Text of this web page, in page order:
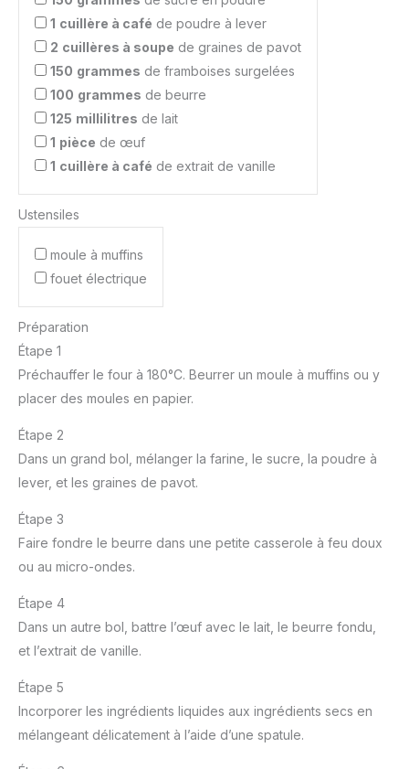
1 cuillère à café de poudre à lever
2 cuillères à soupe de graines de pavot
150 grammes de framboises surgelées
100 grammes de beurre
125 millilitres de lait
1 pièce de œuf
1 cuillère à café de extrait de vanille
Ustensiles
moule à muffins
fouet électrique
Préparation
Étape 1
Préchauffer le four à 180°C. Beurrer un moule à muffins ou y
placer des moules en papier.
Étape 2
Dans un grand bol, mélanger la farine, le sucre, la poudre à
lever, et les graines de pavot.
Étape 3
Faire fondre le beurre dans une petite casserole à feu doux
ou au micro-ondes.
Étape 4
Dans un autre bol, battre l’œuf avec le lait, le beurre fondu,
et l’extrait de vanille.
Étape 5
Incorporer les ingrédients liquides aux ingrédients secs en
mélangeant délicatement à l’aide d’une spatule.